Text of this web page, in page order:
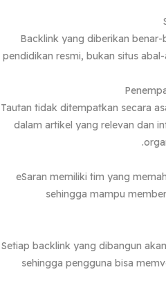
Backlink yang diberikan
pendidikan resmi, bukan situs
Tautan tidak ditempatkan secara
dalam artikel yang relevan
eSaran memiliki tim yang
sehingga mampu
Setiap backlink yang dibangun
sehingga pengguna bisa